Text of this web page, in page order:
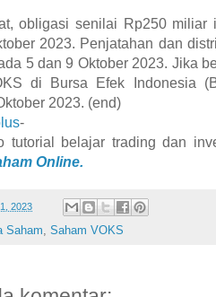
obligasi senilai Rp250
2023. Penjatahan dan
5 dan 9 Oktober 2023. Jika
di Bursa Efek Indonesia
2023. (end)
-
tutorial belajar trading dan
Online.
2023
Saham, Saham VOKS